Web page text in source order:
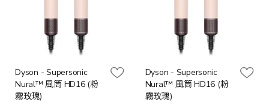
Dyson - Supersonic
Nural™ 風筒 HD16 (粉
霧玫瑰)
Dyson - Supersonic
Nural™ 風筒 HD16 (粉
霧玫瑰)